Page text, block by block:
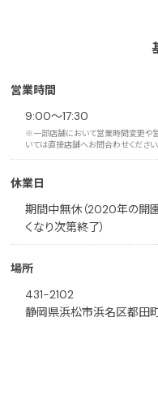
営業時間
9:00～17:30
※一部店舗において営業時間変更や
いては直接店舗へお問合わせください
休業日
期間中無休（2020年の
くなり次第終了）
場所
431-2102
静岡県浜松市浜名区都田